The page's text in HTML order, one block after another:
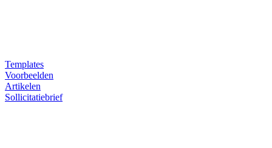
Templates
Voorbeelden
Artikelen
Sollicitatiebrief